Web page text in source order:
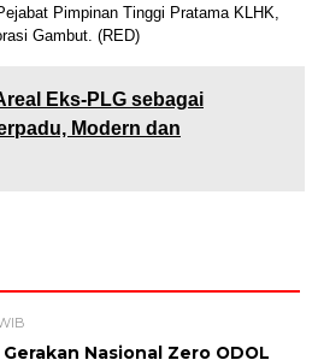
Pimpinan Tinggi Pratama KLHK,
Gambut. (RED)
Eks-PLG sebagai
Modern dan
Nasional Zero ODOL